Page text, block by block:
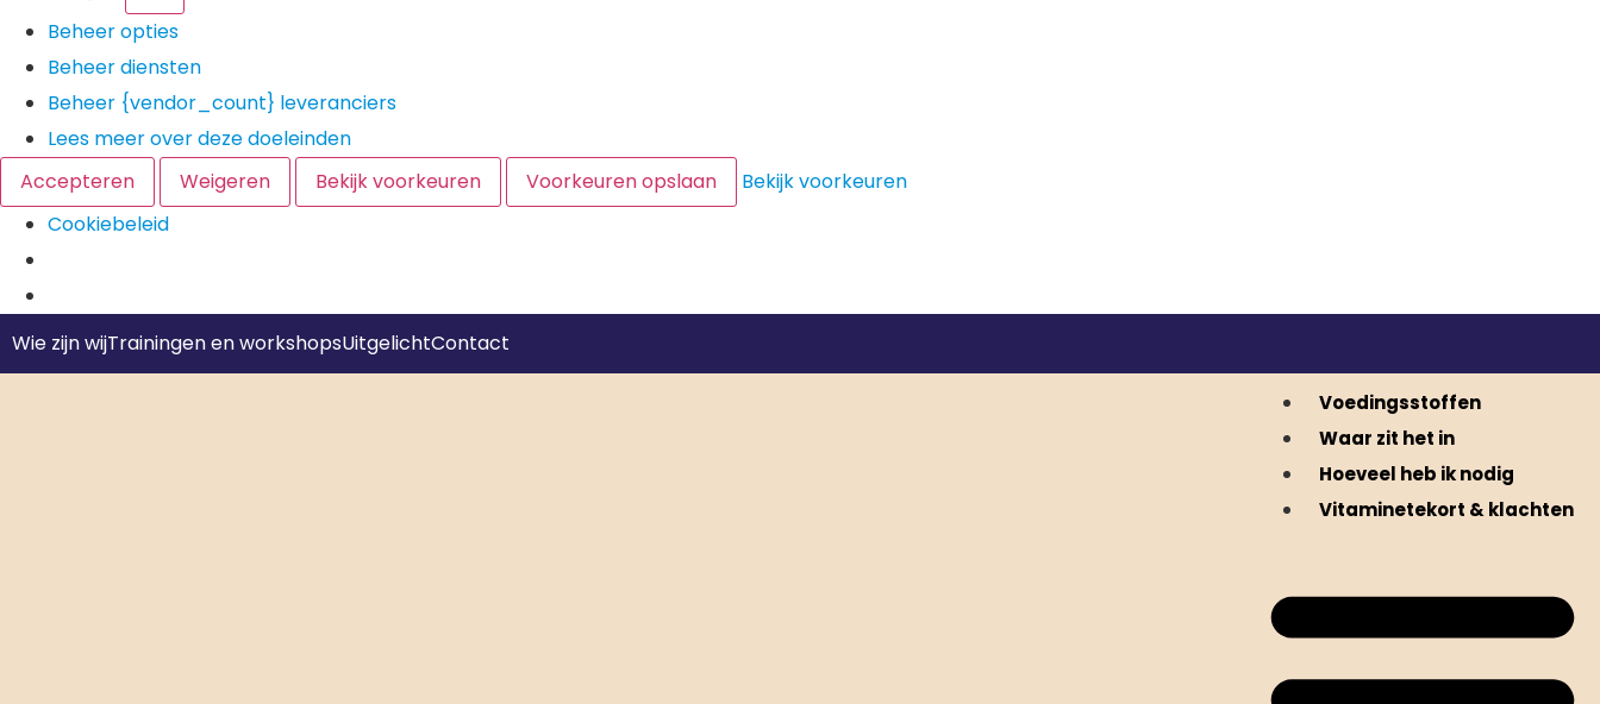
Beheer opties
Beheer diensten
Beheer {vendor_count} leveranciers
Lees meer over deze doeleinden
Accepteren
Weigeren Bekijk voorkeuren Voorkeuren opslaan
Bekijk voorkeuren
Cookiebeleid
Wie zijn wijTrainingen en workshopsUitgelichtContact
Voedingsstoffen
Waar zit het in
Hoeveel heb ik nodig
Vitaminetekort & klachten